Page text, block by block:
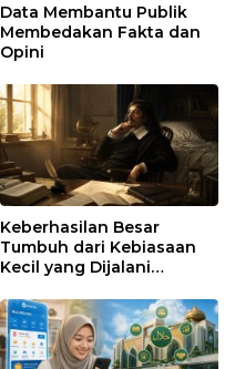
Data Membantu Publik
Membedakan Fakta dan
Opini
Keberhasilan Besar
Tumbuh dari Kebiasaan
Kecil yang Dijalani